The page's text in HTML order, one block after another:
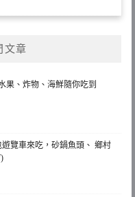
文章
果、炸物、海鮮隨你吃到
覽車來吃，砂鍋魚頭、 鄉村